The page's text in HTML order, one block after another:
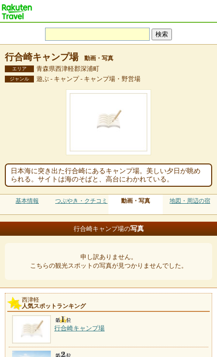
行合崎キャンプ場 動画・写真
エリア 青森県西津軽郡深浦町
ジャンル 遊ぶ - キャンプ - キャンプ場・野営場
日本海に突き出た行合崎にあるキャンプ場。美しい夕日が眺め
られる。サイトは海のそばと、高台にわかれている。
基本情報 つぶやき・クチコミ 動画・写真 地図・周辺の宿
行合崎キャンプ場の写真
申し訳ありません。
こちらの観光スポットの写真が見つかりませんでした。
西津軽
人気スポットランキング
行合崎キャンプ場